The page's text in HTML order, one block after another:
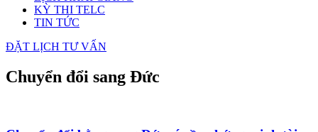
KỲ THI TELC
TIN TỨC
ĐẶT LỊCH TƯ VẤN
Chuyển đổi sang Đức